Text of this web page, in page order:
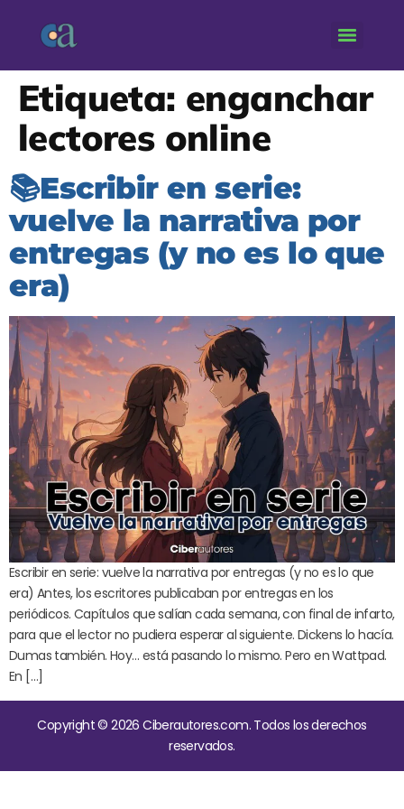
Etiqueta: enganchar
lectores online
📚Escribir en serie:
vuelve la narrativa por
entregas (y no es lo que
era)
Escribir en serie: vuelve la narrativa por entregas (y no es lo que
era) Antes, los escritores publicaban por entregas en los
periódicos. Capítulos que salían cada semana, con final de infarto,
para que el lector no pudiera esperar al siguiente. Dickens lo hacía.
Dumas también. Hoy… está pasando lo mismo. Pero en Wattpad.
En […]
Copyright © 2026 Ciberautores.com. Todos los derechos
reservados.